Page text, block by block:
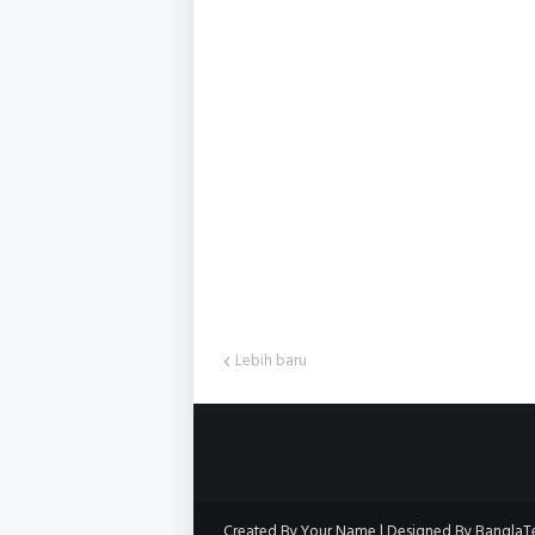
Lebih baru